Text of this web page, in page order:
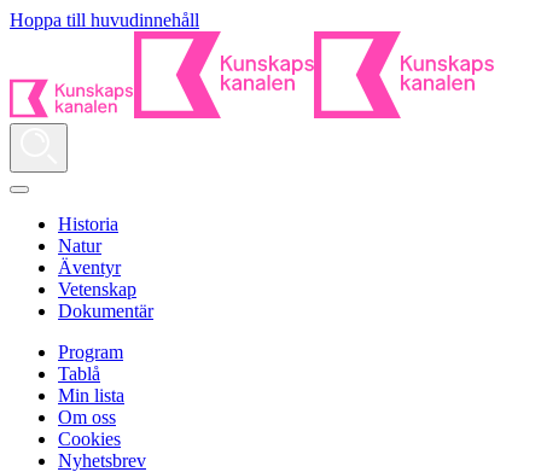
Hoppa till huvudinnehåll
Historia
Natur
Äventyr
Vetenskap
Dokumentär
Program
Tablå
Min lista
Om oss
Cookies
Nyhetsbrev